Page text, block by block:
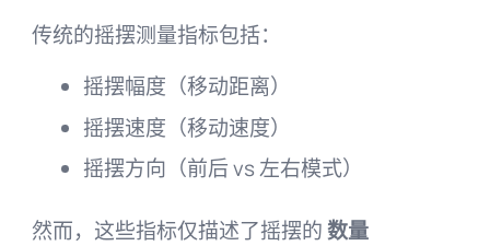
传统的摇摆测量指标包括：
摇摆幅度（移动距离）
摇摆速度（移动速度）
摇摆方向（前后 vs 左右模式）
然而，这些指标仅描述了摇摆的 数量